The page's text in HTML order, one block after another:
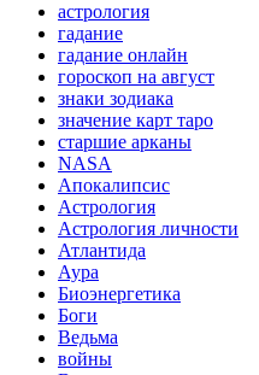
астрология
гадание
гадание онлайн
гороскоп на август
знаки зодиака
значение карт таро
старшие арканы
NASA
Апокалипсис
Астрология
Астрология личности
Атлантида
Аура
Биоэнергетика
Боги
Ведьма
войны